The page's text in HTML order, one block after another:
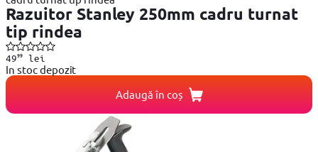
Razuitor Stanley 250mm cadru turnat
tip rindea
4999lei
In stoc depozit
Adaugă în coș